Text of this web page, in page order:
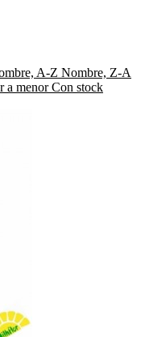
A-Z Nombre, Z-A
a menorCon stock